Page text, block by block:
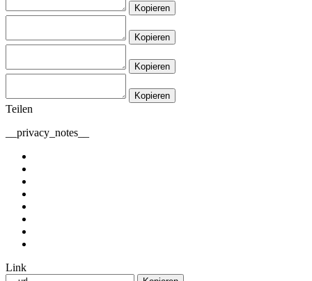
Kopieren
Kopieren
Kopieren
Kopieren
Teilen
__privacy_notes__
Link